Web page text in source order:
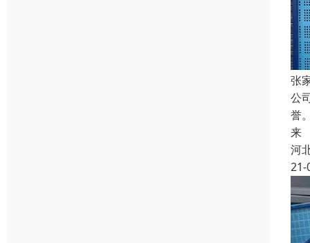
张
公
誉
来
河
21-